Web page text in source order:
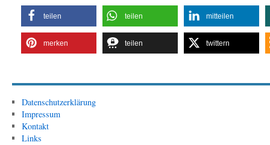
teilen teilen mitteilen
merken teilen twittern
Datenschutzerklärung
Impressum
Kontakt
Links